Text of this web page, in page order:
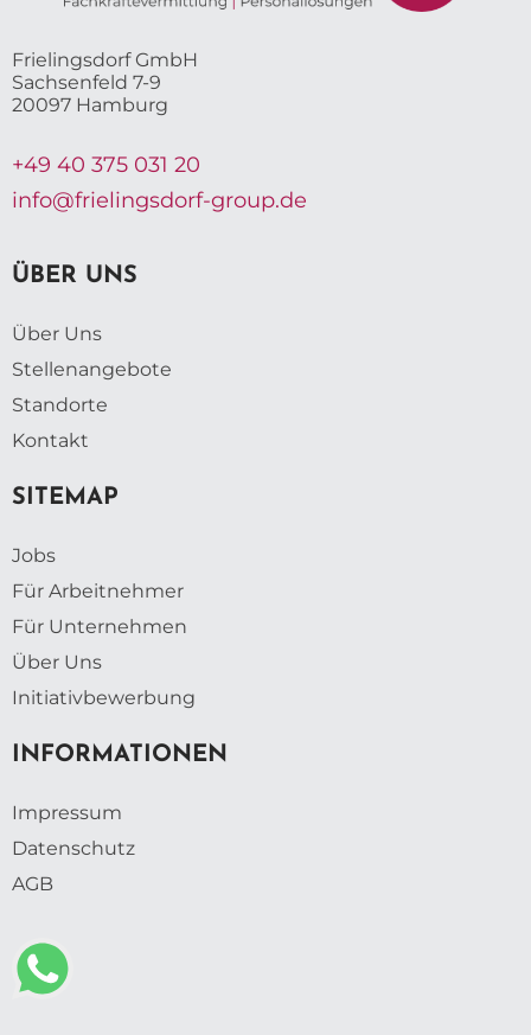
Frielingsdorf GmbH
Sachsenfeld 7-9
20097 Hamburg
+49 40 375 031 20
info@frielingsdorf-group.de
ÜBER UNS
Über Uns
Stellenangebote
Standorte
Kontakt
SITEMAP
Jobs
Für Arbeitnehmer
Für Unternehmen
Über Uns
Initiativbewerbung
INFORMATIONEN
Impressum
Datenschutz
AGB